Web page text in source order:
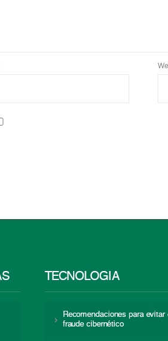
TECNOLOGÍA
Recomendaciones para evitar
fraude cibernético